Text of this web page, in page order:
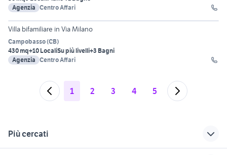
Agenzia Centro Affari
26
Villa bifamiliare in Via Milano
Campobasso(CB)
430 mq+10 LocaliSu più livelli+3 Bagni
Agenzia Centro Affari
1 2 3 4 5
Più cercati